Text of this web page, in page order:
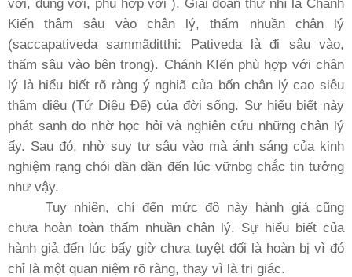
Kiến thâm sâu vào chân lý, thấm nhuần chân lý
(saccapativeda sammãditthi: Pativeda là đi sâu vào,
thấm sâu vào bên trong). Chánh KIến phù hợp với chân
lý là hiểu biết rõ ràng ý nghiã của bốn chân lý cao siêu
thâm diệu (Tứ Diệu Ðế) của đời sống. Sự hiểu biết này
phát sanh do nhờ học hỏi và nghiên cứu những chân lý
ấy. Sau đó, nhờ suy tư sâu vào mà ánh sáng của kinh
nghiệm rạng chói dần dần đến lúc vữnbg chắc tin tưởng
như vậy.
Tuy nhiên, chí đến mức độ này hành giả cũng
chưa hoàn toàn thấm nhuần chân lý. Sự hiểu biết của
hành giả đến lúc bấy giờ chưa tuyệt đối là hoàn bị vì đó
chỉ là một quan niệm rõ ràng, thay vì là tri giác.